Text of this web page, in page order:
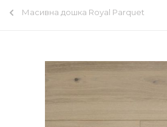
Масивна дошка Royal Parquet